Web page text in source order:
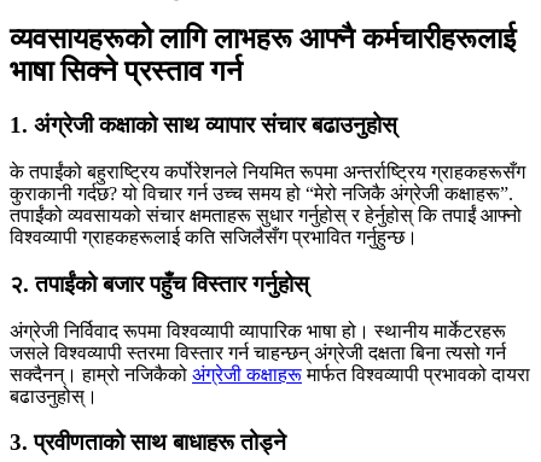
व्यवसायहरूको लागि लाभहरू आफ्नै कर्मचारीहरूलाई
भाषा सिक्ने प्रस्ताव गर्न
1. अंग्रेजी कक्षाको साथ व्यापार संचार बढाउनुहोस्
के तपाईंको बहुराष्ट्रिय कर्पोरेशनले नियमित रूपमा अन्तर्राष्ट्रिय ग्राहकहरूसँग
कुराकानी गर्दछ? यो विचार गर्न उच्च समय हो “मेरो नजिकै अंग्रेजी कक्षाहरू”.
तपाईंको व्यवसायको संचार क्षमताहरू सुधार गर्नुहोस् र हेर्नुहोस् कि तपाईं आफ्नो
विश्वव्यापी ग्राहकहरूलाई कति सजिलैसँग प्रभावित गर्नुहुन्छ।
२. तपाईंको बजार पहुँच विस्तार गर्नुहोस्
अंग्रेजी निर्विवाद रूपमा विश्वव्यापी व्यापारिक भाषा हो। स्थानीय मार्केटरहरू
जसले विश्वव्यापी स्तरमा विस्तार गर्न चाहन्छन् अंग्रेजी दक्षता बिना त्यसो गर्न
सक्दैनन्। हाम्रो नजिकैको अंग्रेजी कक्षाहरूमार्फत विश्वव्यापी प्रभावको दायरा
बढाउनुहोस्।
3. प्रवीणताको साथ बाधाहरू तोड्ने